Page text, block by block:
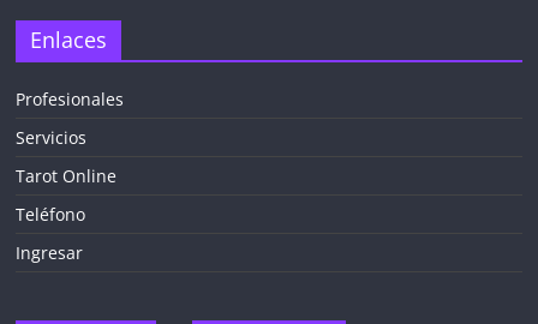
Enlaces
Profesionales
Servicios
Tarot Online
Teléfono
Ingresar